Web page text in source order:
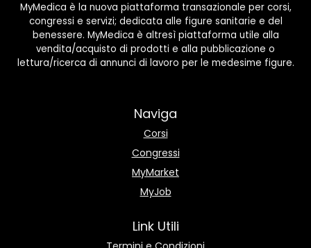
MyMedica è la nuova piattaforma transazionale per corsi,
congressi e servizi; dedicata alle figure sanitarie e del
benessere. MyMedica è altresì piattaforma utile alla
vendita/acquisto di prodotti e alla pubblicazione o
lettura/ricerca di annunci di lavoro per le medesime figure.
Naviga
Corsi
Congressi
MyMarket
MyJob
Link Utili